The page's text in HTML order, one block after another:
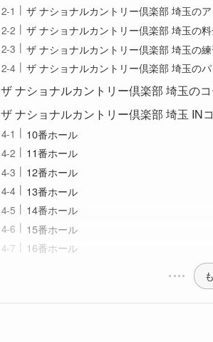
ザ ナショナルカントリー倶楽部 埼玉の
ザ ナショナルカントリー倶楽部 埼玉の
ザ ナショナルカントリー倶楽部 埼玉の
ザ ナショナルカントリー倶楽部 埼玉の
ザ ナショナルカントリー倶楽部 埼玉の
ザ ナショナルカントリー倶楽部 埼玉 IN
10番ホール
11番ホール
12番ホール
13番ホール
14番ホール
15番ホール
16番ホール